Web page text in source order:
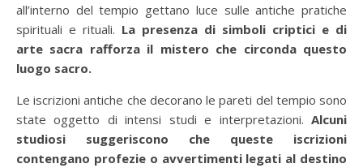
all’interno del tempio gettano luce sulle antiche pratiche
spirituali e rituali. La presenza di simboli criptici e di
arte sacra rafforza il mistero che circonda questo
luogo sacro.
Le iscrizioni antiche che decorano le pareti del tempio sono
state oggetto di intensi studi e interpretazioni. Alcuni
studiosi suggeriscono che queste iscrizioni
contengano profezie o avvertimenti legati al destino